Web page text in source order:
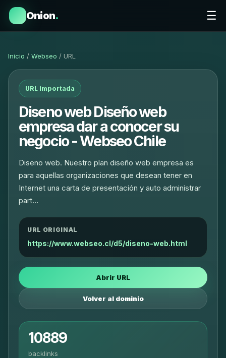
Onion. ☰
Inicio / Webseo / URL
URL importada
Diseno web Diseño web
empresa dar a conocer su
negocio - Webseo Chile
Diseno web. Nuestro plan diseño web empresa es
para aquellas organizaciones que desean tener en
Internet una carta de presentación y auto administrar
part…
URL ORIGINAL
https://www.webseo.cl/d5/diseno-web.html
Abrir URL
Volver al dominio
10889
backlinks